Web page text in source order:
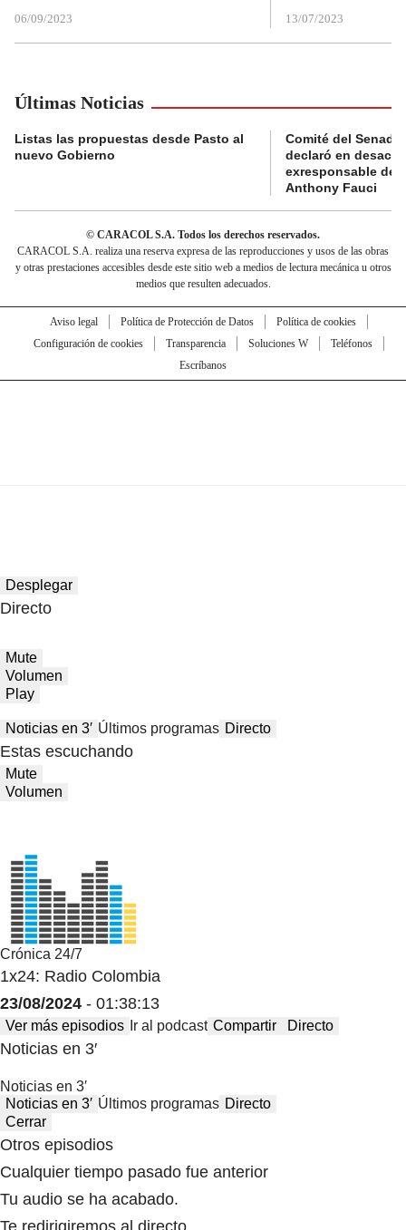
06/09/2023 13/07/2023
Últimas Noticias
Listas las propuestas desde Pasto al
nuevo Gobierno
Comité del Senado
declaró en
exresponsable de
Anthony Fauci
© CARACOL S.A. Todos los derechos reservados.
CARACOL S.A. realiza una reserva expresa de las reproducciones y usos de las obras
y otras prestaciones accesibles desde este sitio web a medios de lectura mecánica u otros
medios que resulten adecuados.
Aviso legal Política de Protección de Datos
Política de cookies
Configuración de cookies
Transparencia Soluciones W
Teléfonos
Escríbanos
Desplegar
Directo
Mute
Volumen
Play
Noticias en 3′ Últimos programas Directo
Estas escuchando
Mute
Volumen
Crónica 24/7
1x24: Radio Colombia
23/08/2024 - 01:38:13
Ver más episodios Ir al podcast Compartir Directo
Noticias en 3′
Noticias en 3′
Noticias en 3′ Últimos programas Directo
Cerrar
Otros episodios
Cualquier tiempo pasado fue anterior
Tu audio se ha acabado.